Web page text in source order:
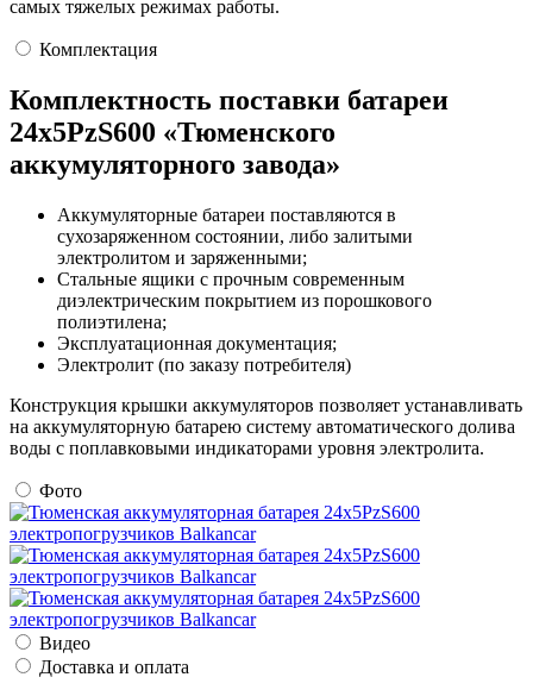
самых тяжелых режимах работы.
Комплектация
Комплектность поставки батареи
24х5PzS600 «Тюменского
аккумуляторного завода»
Аккумуляторные батареи поставляются в
сухозаряженном состоянии, либо залитыми
электролитом и заряженными;
Стальные ящики с прочным современным
диэлектрическим покрытием из порошкового
полиэтилена;
Эксплуатационная документация;
Электролит (по заказу потребителя)
Конструкция крышки аккумуляторов позволяет устанавливать
на аккумуляторную батарею систему автоматического долива
воды с поплавковыми индикаторами уровня электролита.
Фото
Видео
Доставка и оплата